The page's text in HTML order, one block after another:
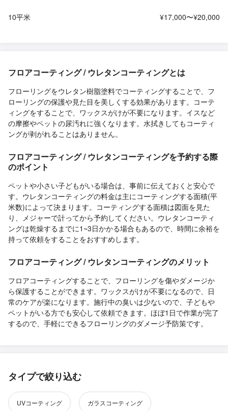
10平米 ¥17,000〜¥20,000
フロアコーティング / ウレタンコーティングとは
フローリングをウレタン樹脂塗料でコーティングすることで、フ
ローリングの保護や見た目を美しくする効果があります。コーテ
ィングをすることで、ワックスがけが不要になります。イスなど
の摩擦やペットの尿汚れに強くなります。水拭きしてもコーティ
ングが剥がれることはありません。
フロアコーティング / ウレタンコーティングを予約する際
のポイント
ペットや小さい子どもがいる場合は、事前に伝えておくと安心で
す。ウレタンコーティングの料金は主にコーティングする面積(平
米数)によって決まります。コーティングする面積は図面を見た
り、メジャーで計ってから予約してください。ウレタンコーティ
ングは乾燥するまでに1~3日かかる場合もあるので、時間に余裕を
持って依頼をすることをおすすめします。
フロアコーティング / ウレタンコーティングのメリット
フロアコーティングすることで、フローリングを傷やダメージか
ら保護することができます。ワックスがけが不要になるので、日
常のケアが楽になります。施行中の臭いは少ないので、子どもや
ペットがいる方でも安心して依頼できます。ほぼ1日で作業が完了
するので、手軽にできるフローリングのダメージ予防策です。
タイプで絞り込む
UVコーティング ガラスコーティング